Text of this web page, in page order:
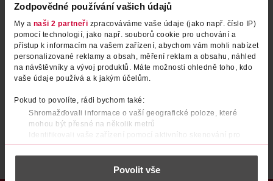
Zodpovědné používání vašich údajů
My a naši 2 partneři zpracováváme vaše údaje (jako např. číslo IP)
pomocí technologií, jako např. souborů cookie pro uchování a
přístup k informacím na vašem zařízení, abychom vám mohli nabízet
personalizované reklamy a obsah, měření reklam a obsahu, náhled
na návštěvníky a vývoj produktů. Máte možnosti ohledně toho, kdo
vaše údaje používá a k jakým účelům.
Pokud to povolíte, rádi bychom také:
Shromažďovali informace o vaší geografické poloze, které
mohou být přesné na několik metrů
Identifikovali vaše zařízení pomocí aktivního skenování pro
konkrétní charakteristiky (otisk prstu)
Zjistěte více o tom, jak zpracováváme vaše osobní údaje, a nastavte
části s podrobnostmi . Svůj souhlas můžete kdykoliv
Povolit vše
Po registraci se stáváte členem ROSSMANN CLUBu a můžete čerpat výhody naplno. Zjistit více